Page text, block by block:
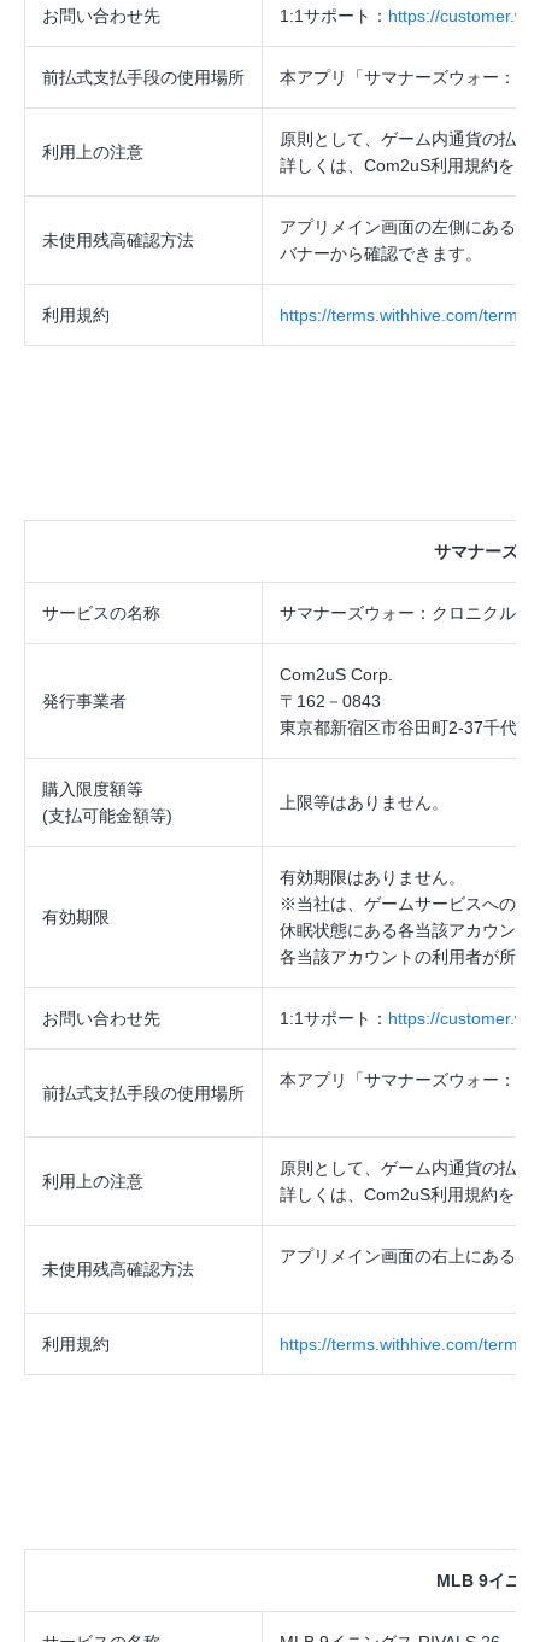
お問い合わせ先 1:1サポート： https://
前払式支払手段の使用場所 本アプリ「サマナーズウォー：
利用上の注意
原則として、ゲーム内通貨の払
詳しくは、 Com2uS利用規約をご
未使用残高確認方法
アプリメイン画面の左側にある
バナーから確認できます。
利用規約 https://terms.withhive.com/terms/
サマナーズ
サービスの名称 サマナーズウォー：クロニクル
発行事業者
Com2uS Corp.
〒162－0843
東京都新宿区市谷田町2‐37千代田
購入限度額等
(支払可能金額等)
上限等はありません。
有効期限
有効期限はありません。
※当社は、ゲームサービスへのロ
休眠状態にある各当該アカウン
各当該アカウントの利用者が所
お問い合わせ先 1:1サポート： https://
前払式支払手段の使用場所
本アプリ「サマナーズウォー：
利用上の注意
原則として、ゲーム内通貨の払
詳しくは、Com2uS利用規約をご
未使用残高確認方法
アプリメイン画面の右上にある
利用規約 https://terms.withhive.com/terms/
MLB 9イニ